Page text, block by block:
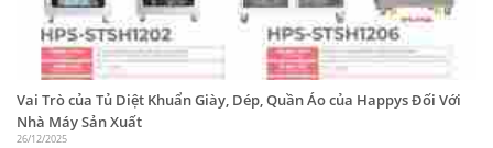
Vai Trò của Tủ Diệt Khuẩn Giày, Dép, Quần Áo của Happys Đối Với
Nhà Máy Sản Xuất
26/12/2025